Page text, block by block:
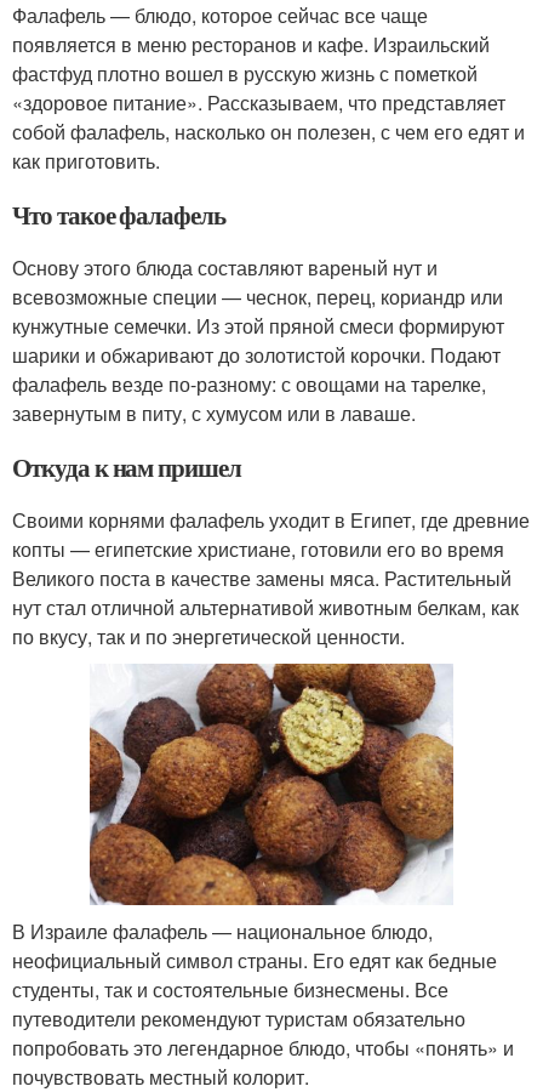
Фалафель — блюдо, которое сейчас все чаще
появляется в меню ресторанов и кафе. Израильский
фастфуд плотно вошел в русскую жизнь с пометкой
«здоровое питание». Рассказываем, что представляет
собой фалафель, насколько он полезен, с чем его едят и
как приготовить.
Что такое фалафель
Основу этого блюда составляют вареный нут и
всевозможные специи — чеснок, перец, кориандр или
кунжутные семечки. Из этой пряной смеси формируют
шарики и обжаривают до золотистой корочки. Подают
фалафель везде по-разному: с овощами на тарелке,
завернутым в питу, с хумусом или в лаваше.
Откуда к нам пришел
Своими корнями фалафель уходит в Египет, где древние
копты — египетские христиане, готовили его во время
Великого поста в качестве замены мяса. Растительный
нут стал отличной альтернативой животным белкам, как
по вкусу, так и по энергетической ценности.
В Израиле фалафель — национальное блюдо,
неофициальный символ страны. Его едят как бедные
студенты, так и состоятельные бизнесмены. Все
путеводители рекомендуют туристам обязательно
попробовать это легендарное блюдо, чтобы «понять» и
почувствовать местный колорит.